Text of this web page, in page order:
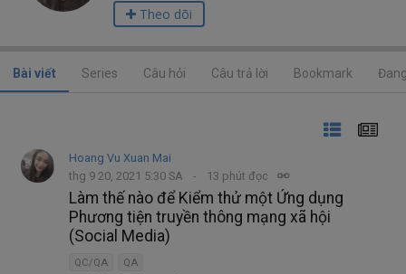
Theo dõi
Bài viết Series Câu hỏi Câu trả lời Bookmark
Hoang Vu Xuan Mai
thg 9 20, 2021 5:30 SA
13 phút đọc
Làm thế nào để Kiểm thử một Ứng dụng
Phương tiện truyền thông mạng xã hội
(Social Media)
QC/QA QA